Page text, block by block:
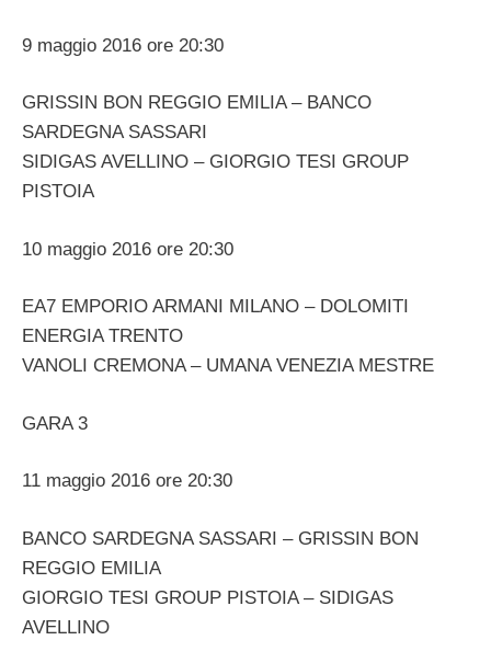
9 maggio 2016 ore 20:30
GRISSIN BON REGGIO EMILIA – BANCO
SARDEGNA SASSARI
SIDIGAS AVELLINO – GIORGIO TESI GROUP
PISTOIA
10 maggio 2016 ore 20:30
EA7 EMPORIO ARMANI MILANO – DOLOMITI
ENERGIA TRENTO
VANOLI CREMONA – UMANA VENEZIA MESTRE
GARA 3
11 maggio 2016 ore 20:30
BANCO SARDEGNA SASSARI – GRISSIN BON
REGGIO EMILIA
GIORGIO TESI GROUP PISTOIA – SIDIGAS
AVELLINO